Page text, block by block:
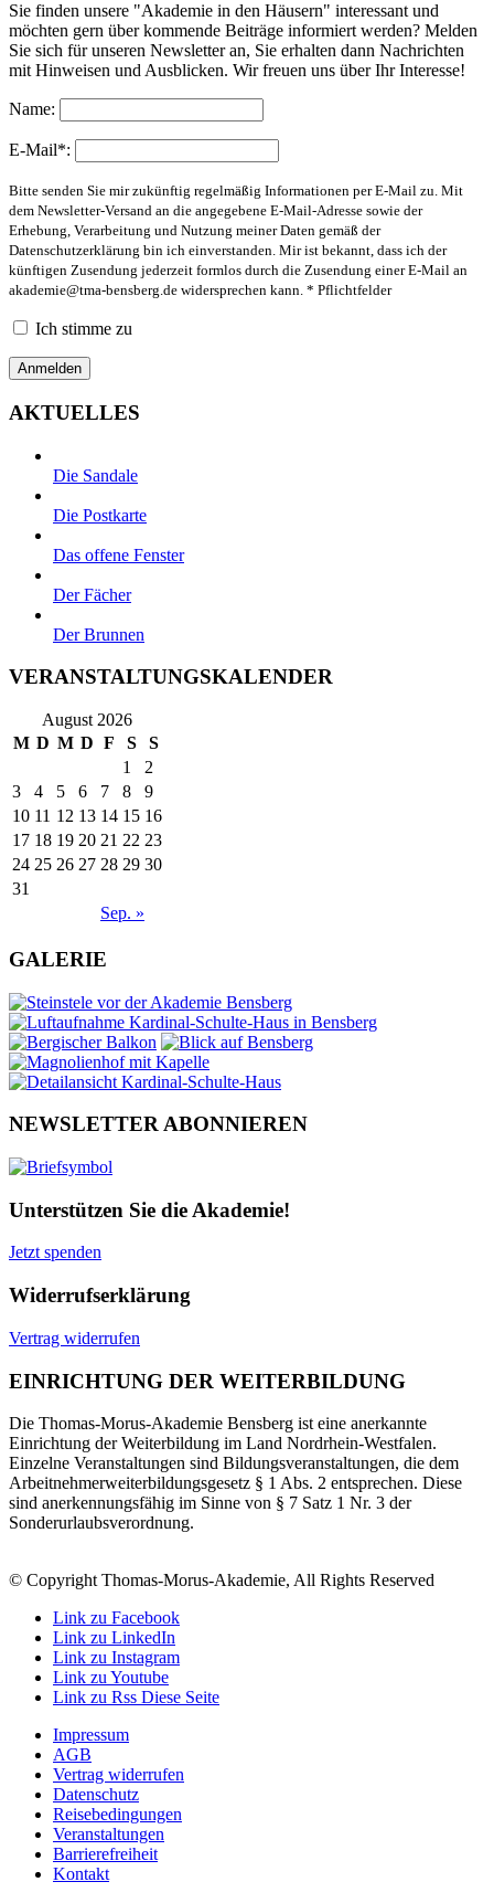
Sie finden unsere "Akademie in den Häusern" interessant und
möchten gern über kommende Beiträge informiert werden? Melden
Sie sich für unseren Newsletter an, Sie erhalten dann Nachrichten
mit Hinweisen und Ausblicken. Wir freuen uns über Ihr Interesse!
Name:
E-Mail*:
Bitte senden Sie mir zukünftig regelmäßig Informationen per E-Mail zu. Mit
dem Newsletter-Versand an die angegebene E-Mail-Adresse sowie der
Erhebung, Verarbeitung und Nutzung meiner Daten gemäß der
Datenschutzerklärung bin ich einverstanden. Mir ist bekannt, dass ich der
künftigen Zusendung jederzeit formlos durch die Zusendung einer E-Mail an
akademie@tma-bensberg.de widersprechen kann. * Pflichtfelder
Ich stimme zu
AKTUELLES
Die Sandale
Die Postkarte
Das offene Fenster
Der Fächer
Der Brunnen
VERANSTALTUNGSKALENDER
August 2026
M D M D F S S
Sep. »
1
2
3
4 5 6 7 8
9
10 11 12 13 14 15 16
17 18 19 20 21 22 23
24 25 26 27 28 29 30
31
GALERIE
NEWSLETTER ABONNIEREN
Unterstützen Sie die Akademie!
Jetzt spenden
Widerrufserklärung
Vertrag widerrufen
EINRICHTUNG DER WEITERBILDUNG
Die Thomas-Morus-Akademie Bensberg ist eine anerkannte
Einrichtung der Weiterbildung im Land Nordrhein-Westfalen.
Einzelne Veranstaltungen sind Bildungsveranstaltungen, die dem
Arbeitnehmerweiterbildungsgesetz § 1 Abs. 2 entsprechen. Diese
sind anerkennungsfähig im Sinne von § 7 Satz 1 Nr. 3 der
Sonderurlaubsverordnung.
© Copyright Thomas-Morus-Akademie, All Rights Reserved
Link zu Facebook
Link zu LinkedIn
Link zu Instagram
Link zu Youtube
Link zu Rss Diese Seite
Impressum
AGB
Vertrag widerrufen
Datenschutz
Reisebedingungen
Veranstaltungen
Barrierefreiheit
Kontakt